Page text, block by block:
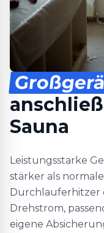
Sauna
Leistungsstarke
stärker als
Durchlauferhitzer
Drehstrom,
eigene